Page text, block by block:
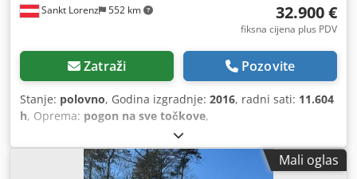
Sankt Lorenz 552 km 32.900 €
fiksna cijena plus PDV
Zatraži Pozovite
Stanje: polovno, Godina izgradnje: 2016, radni sati: 11.604
h, Oprema: pogon na sve točkove,
Mali oglas